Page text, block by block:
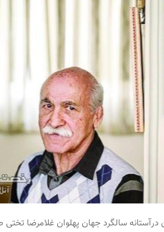
سالگرد جهان پهلوان غلامرضا تختی